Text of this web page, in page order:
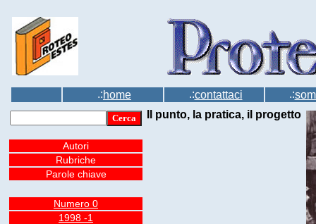
.:home .:contattaci .:
Autori
Rubriche
Parole chiave
Numero 0
1998 -1
Il punto, la pratica, il progetto